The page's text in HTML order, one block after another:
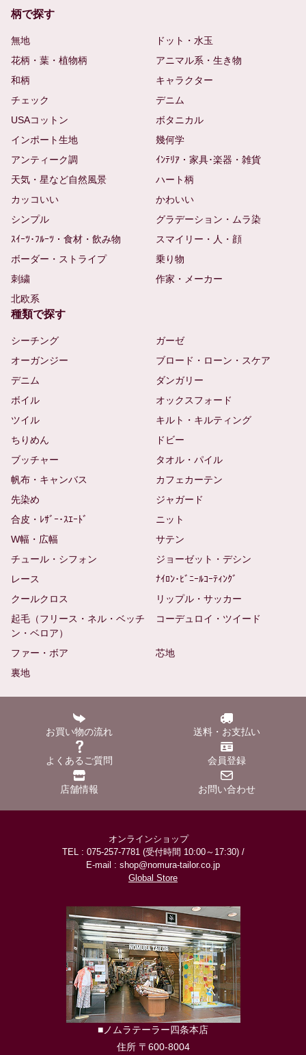
柄で探す
無地
ドット・水玉
花柄・葉・植物柄
アニマル系・生き物
和柄
キャラクター
チェック
デニム
USAコットン
ボタニカル
インポート生地
幾何学
アンティーク調
ｲﾝﾃﾘｱ・家具･楽器・雑貨
天気・星など自然風景
ハート柄
カッコいい
かわいい
シンプル
グラデーション・ムラ染
ｽｲｰﾂ･ﾌﾙｰﾂ・食材・飲み物
スマイリー・人・顔
ボーダー・ストライプ
乗り物
刺繍
作家・メーカー
北欧系
種類で探す
シーチング
ガーゼ
オーガンジー
ブロード・ローン・スケア
デニム
ダンガリー
ボイル
オックスフォード
ツイル
キルト・キルティング
ちりめん
ドビー
ブッチャー
タオル・パイル
帆布・キャンバス
カフェカーテン
先染め
ジャガード
合皮・ﾚｻﾞｰ･ｽｴｰﾄﾞ
ニット
W幅・広幅
サテン
チュール・シフォン
ジョーゼット・デシン
レース
ﾅｲﾛﾝ･ﾋﾞﾆｰﾙｺｰﾃｨﾝｸﾞ
クールクロス
リップル・サッカー
起毛（フリース・ネル・ベッチ
ン・ベロア）
コーデュロイ・ツイード
ファー・ボア
芯地
裏地
お買い物の流れ 送料・お支払い
よくあるご質問 会員登録
店舗情報 お問い合わせ
オンラインショップ
TEL : 075-257-7781 (受付時間 10:00～17:30) /
E-mail : shop@nomura-tailor.co.jp
Global Store
■ノムラテーラー四条本店
住所 〒600-8004